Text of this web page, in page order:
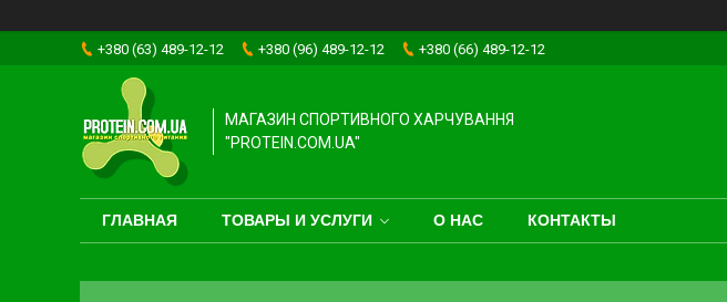
+380 (63) 489-12-12 +380 (96) 489-12-12 +380 (66) 489-12-12
МАГАЗИН СПОРТИВНОГО ХАРЧУВАННЯ
"PROTEIN.COM.UA"
ГЛАВНАЯ ТОВАРЫ И УСЛУГИ О НАС КОНТАКТЫ